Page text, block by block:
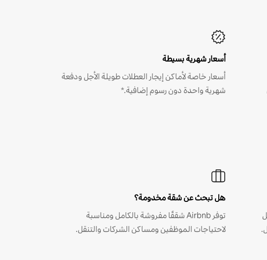
أسعار شهرية بسيطة
أسعار خاصة لأماكن إيجار العطلات طويلة الأجل ودفعة
شهرية واحدة دون رسوم إضافية.*
هل تبحث عن شقة مخدومة؟
توفر Airbnb شققًا مفروشة بالكامل ومناسبة
لاحتياجات الموظفين ومساكن الشركات والتنقل.